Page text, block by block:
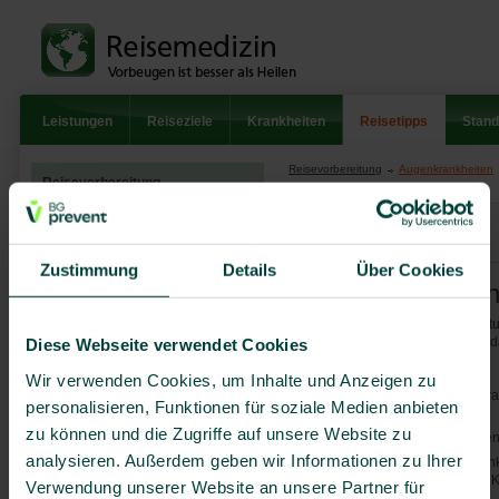
Zustimmung Details Über Cookies
Diese Webseite verwendet Cookies
Wir verwenden Cookies, um Inhalte und Anzeigen zu
personalisieren, Funktionen für soziale Medien anbieten
zu können und die Zugriffe auf unsere Website zu
analysieren. Außerdem geben wir Informationen zu Ihrer
Verwendung unserer Website an unsere Partner für
Leistungen Reiseziele Krankheiten Reisetipps
Reisevorbereitung
Allergien
Allgemeine Hinweise
Augenkrankheiten
von Schwangeren und mit
Besonderheiten der
Reiseplanung für behinderte
Die häufigsten Krankheiten
Ohrenerkrankungen
Reisevorbereitung Augenkrankheiten
Augenkrankheiten
Patienten mit schweren
für eine Flugreise nicht geeignet,
Weitere Punkte die bei
hohe
auch abgelaufene
insbesondere wenn im heißen